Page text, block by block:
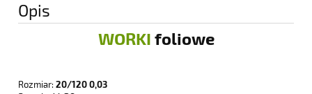
Opis
WORKI foliowe
Rozmiar: 20/120 0,03